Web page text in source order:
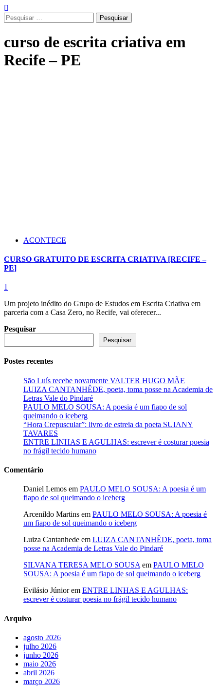
Pesquisar
por:
curso de escrita criativa em
Recife – PE
ACONTECE
CURSO GRATUITO DE ESCRITA CRIATIVA [RECIFE –
PE]
1
Um projeto inédito do Grupo de Estudos em Escrita Criativa em
parceria com a Casa Zero, no Recife, vai oferecer...
Pesquisar
Pesquisar
Postes recentes
São Luís recebe novamente VALTER HUGO MÃE
LUIZA CANTANHÊDE, poeta, toma posse na Academia de
Letras Vale do Pindaré
PAULO MELO SOUSA: A poesia é um fiapo de sol
queimando o iceberg
“Hora Crepuscular”: livro de estreia da poeta SUIANY
TAVARES
ENTRE LINHAS E AGULHAS: escrever é costurar poesia
no frágil tecido humano
Comentário
Daniel Lemos em PAULO MELO SOUSA: A poesia é um
fiapo de sol queimando o iceberg
Arcenildo Martins em PAULO MELO SOUSA: A poesia é
um fiapo de sol queimando o iceberg
Luiza Cantanhede em LUIZA CANTANHÊDE, poeta, toma
posse na Academia de Letras Vale do Pindaré
SILVANA TERESA MELO SOUSA em PAULO MELO
SOUSA: A poesia é um fiapo de sol queimando o iceberg
Evilásio Júniorem ENTRE LINHAS E AGULHAS:
escrever é costurar poesia no frágil tecido humano
Arquivo
agosto 2026
julho 2026
junho 2026
maio 2026
abril 2026
março 2026